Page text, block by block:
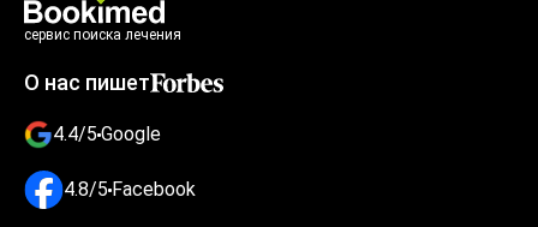
сервис поиска лечения
О нас пишет
4.4/5 Google
4.8/5 Facebook